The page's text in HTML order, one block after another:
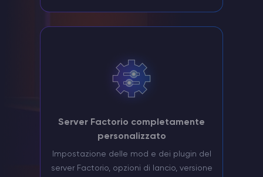
Server Factorio completamente
personalizzato
Impostazione delle mod e dei plugin del
server Factorio, opzioni di lancio, versione